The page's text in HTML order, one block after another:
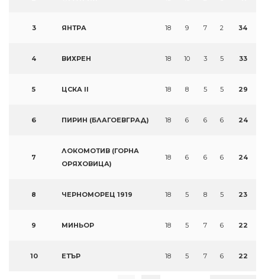
3 ЯНТРА 18 9 7 2 34
4 ВИХРЕН 18 10 3 5 33
5 ЦСКА II 18 8 5 5 29
6 ПИРИН (БЛАГОЕВГРАД) 18 6 6 6 24
7
ЛОКОМОТИВ (ГОРНА
ОРЯХОВИЦА)
18 6 6 6 24
8 ЧЕРНОМОРЕЦ 1919 18 5 8 5 23
9 МИНЬОР 18 5 7 6 22
10 ЕТЪР 18 5 7 6 22